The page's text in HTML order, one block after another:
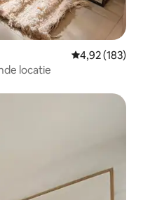
Gemiddelde
4,92 (183)
locatie